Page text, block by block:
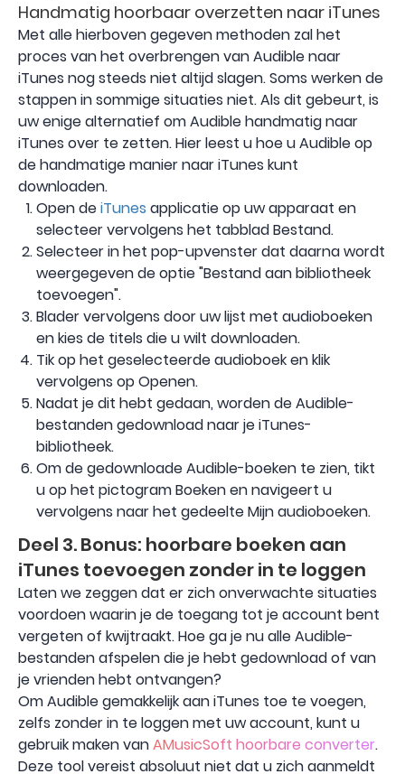
Handmatig hoorbaar overzetten naar iTunes
Met alle hierboven gegeven methoden zal het
proces van het overbrengen van Audible naar
iTunes nog steeds niet altijd slagen. Soms werken de
stappen in sommige situaties niet. Als dit gebeurt, is
uw enige alternatief om Audible handmatig naar
iTunes over te zetten. Hier leest u hoe u Audible op
de handmatige manier naar iTunes kunt
downloaden.
Open deiTunes applicatie op uw apparaat en
selecteer vervolgens het tabblad Bestand.
Selecteer in het pop-upvenster dat daarna wordt
weergegeven de optie "Bestand aan bibliotheek
toevoegen".
Blader vervolgens door uw lijst met audioboeken
en kies de titels die u wilt downloaden.
Tik op het geselecteerde audioboek en klik
vervolgens op Openen.
Nadat je dit hebt gedaan, worden de Audible-
bestanden gedownload naar je iTunes-
bibliotheek.
Om de gedownloade Audible-boeken te zien, tikt
u op het pictogram Boeken en navigeert u
vervolgens naar het gedeelte Mijn audioboeken.
Deel 3. Bonus: hoorbare boeken aan
iTunes toevoegen zonder in te loggen
Laten we zeggen dat er zich onverwachte situaties
voordoen waarin je de toegang tot je account bent
vergeten of kwijtraakt. Hoe ga je nu alle Audible-
bestanden afspelen die je hebt gedownload of van
je vrienden hebt ontvangen?
Om Audible gemakkelijk aan iTunes toe te voegen,
zelfs zonder in te loggen met uw account, kunt u
gebruik maken vanAMusicSoft hoorbare converter.
Deze tool vereist absoluut niet dat u zich aanmeldt